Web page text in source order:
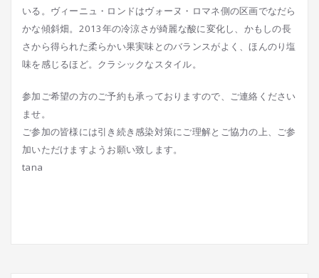
いる。ヴィーニュ・ロンドはヴォーヌ・ロマネ側の区画でなだら
かな傾斜畑。2013年の冷涼さが綺麗な酸に変化し、かもしの長
さから得られた柔らかい果実味とのバランスがよく、ほんのり塩
味を感じるほど。クラシックなスタイル。
参加ご希望の方のご予約も承っておりますので、ご連絡ください
ませ。
ご参加の皆様には引き続き感染対策にご理解とご協力の上、ご参
加いただけますようお願い致します。
tana